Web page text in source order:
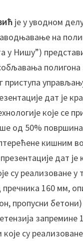
а
О
-
1
1
8
И
н
г
р
а
л
је у уводном
на
у Нишу”)
приступа
дат је
које се
од 50%
кишним
дат
су реализоване у
160 мм,
пропусни
запремине
су